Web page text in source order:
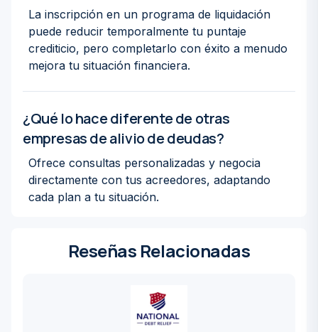
La inscripción en un programa de liquidación
puede reducir temporalmente tu puntaje
crediticio, pero completarlo con éxito a menudo
mejora tu situación financiera.
¿Qué lo hace diferente de otras
empresas de alivio de deudas?
Ofrece consultas personalizadas y negocia
directamente con tus acreedores, adaptando
cada plan a tu situación.
Reseñas Relacionadas